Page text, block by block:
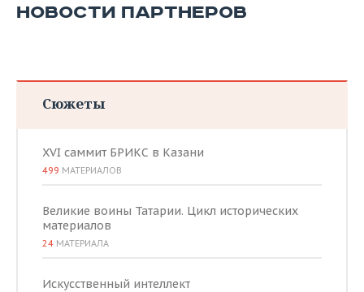
НОВОСТИ ПАРТНЕРОВ
Сюжеты
XVI саммит БРИКС в Казани
499 МАТЕРИАЛОВ
Великие воины Татарии. Цикл исторических
материалов
24 МАТЕРИАЛА
Искусственный интеллект